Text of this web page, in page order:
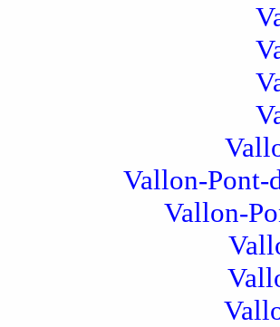
Vallon-Pont-
Vallon-